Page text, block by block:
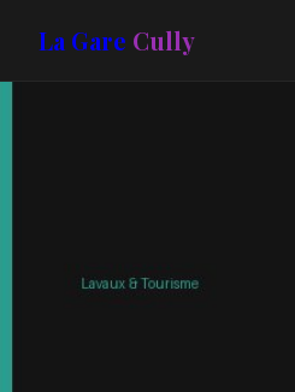
La Gare Cully